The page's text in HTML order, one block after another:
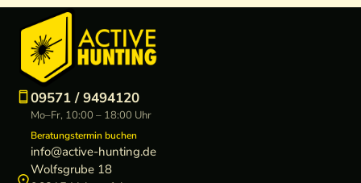
09571 / 9494120
Mo–Fr, 10:00 – 18:00 Uhr
Beratungstermin buchen
info@active-hunting.de
Wolfsgrube 18